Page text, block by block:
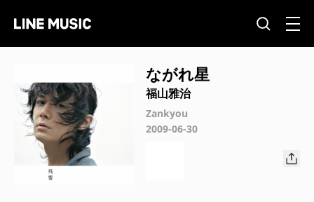
ながれ星
福山雅治
Zankyou
2009-06-30